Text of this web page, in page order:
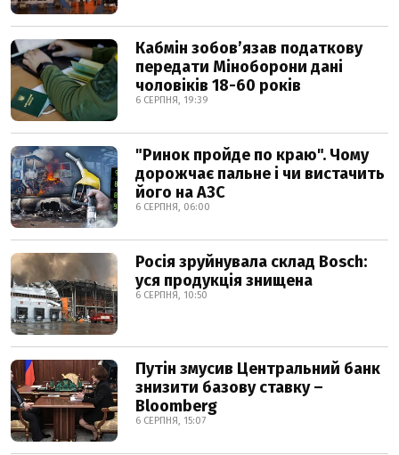
Кабмін зобовʼязав податкову
передати Міноборони дані
чоловіків 18-60 років
6 СЕРПНЯ, 19:39
"Ринок пройде по краю". Чому
дорожчає пальне і чи вистачить
його на АЗС
6 СЕРПНЯ, 06:00
Росія зруйнувала склад Bosch:
уся продукція знищена
6 СЕРПНЯ, 10:50
Путін змусив Центральний банк
знизити базову ставку –
Bloomberg
6 СЕРПНЯ, 15:07